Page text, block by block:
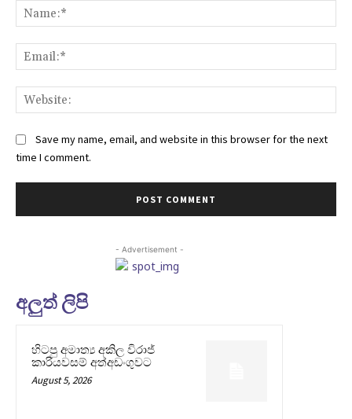
Save my name, email, and website in this browser for the next
time I comment.
- Advertisement -
අලුත් ලිපි
හිටපු අමාත්‍ය අකිල විරාජ්
කාරියවසම් අත්අඩංගුවට
August 5, 2026